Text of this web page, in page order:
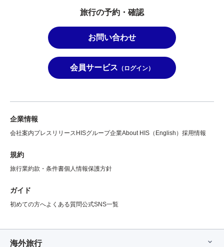
旅行の予約・確認
お問い合わせ
会員サービス （ログイン）
企業情報
会社案内プレスリリース HISグループ企業About HIS（English） 採用情報
規約
旅行業約款・条件書個人情報保護方針
ガイド
初めての方へよくある質問公式SNS一覧
海外旅行